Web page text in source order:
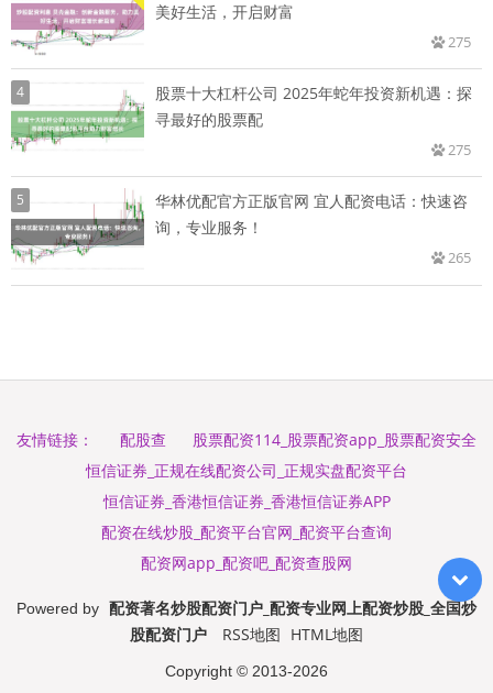
美好生活，开启财富
275
4
股票十大杠杆公司 2025年蛇年投资新机遇：探
寻最好的股票配
275
5
华林优配官方正版官网 宜人配资电话：快速咨
询，专业服务！
265
友情链接： 配股查
股票配资114_股票配资app_股票配资安全
恒信证券_正规在线配资公司_正规实盘配资平台
恒信证券_香港恒信证券_香港恒信证券APP
配资在线炒股_配资平台官网_配资平台查询
配资网app_配资吧_配资查股网
Powered by 配资著名炒股配资门户_配资专业网上配资炒股_全国炒
股配资门户
RSS地图 HTML地图
Copyright © 2013-2026